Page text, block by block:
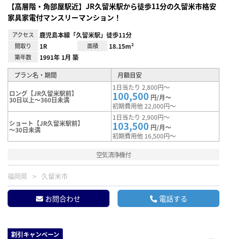
【高層階・角部屋駅近】JR久留米駅から徒歩11分の久留米市格安
家具家電付マンスリーマンション！
アクセス 鹿児島本線「久留米駅」徒歩11分
間取り 1R 面積 18.15m²
築年数 1991年 1月 築
プラン名・期間 月額目安
ロング【JR久留米駅前】
30日以上～360日未満
1日当たり 2,800円～
100,500 円/月～
初期費用他 22,000円～
ショート【JR久留米駅前】
～30日未満
1日当たり 2,900円～
103,500 円/月～
初期費用他 16,500円～
空気清浄機付
福岡県 久留米市
お問合わせ 電話する
割引キャンペーン